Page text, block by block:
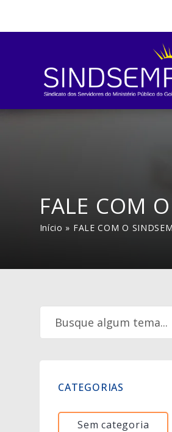
FALE COM
Início » FALE COM O
CATEGORIAS
Sem categoria